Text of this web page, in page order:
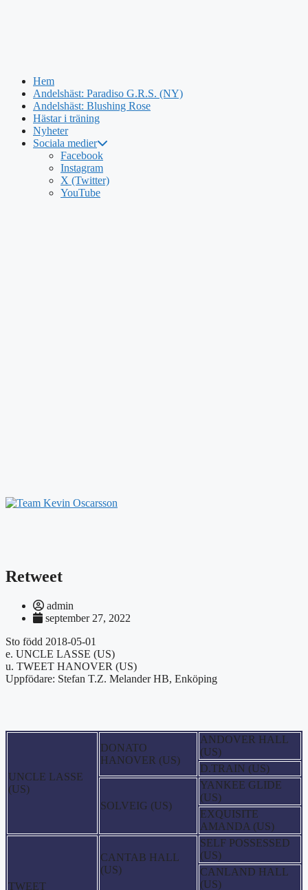
Hoppa
Hem
Andelshäst: Paradiso G.R.S. (NY)
Andelshäst: Blushing Rose
Hästar i träning
Nyheter
Sociala medier
Facebook
Instagram
X (Twitter)
YouTube
Retweet
admin
september 27, 2022
Sto född 2018-05-01
e. UNCLE LASSE (US)
u. TWEET HANOVER (US)
Uppfödare: Stefan T.Z. Melander HB, Enköping
UNCLE LASSE
(US)
DONATO
HANOVER (US)
ANDOVER HALL
(US)
D.TRAIN (US)
SOLVEIG (US)
YANKEE GLIDE
(US)
EXQUISITE
AMANDA (US)
TWEET
CANTAB HALL
(US)
SELF POSSESSED
(US)
CANLAND HALL
(US)